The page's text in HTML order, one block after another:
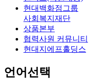
현대백화점그룹
사회복지재단
상품본부
협력사원 커뮤니티
현대지에프홀딩스
언어선택